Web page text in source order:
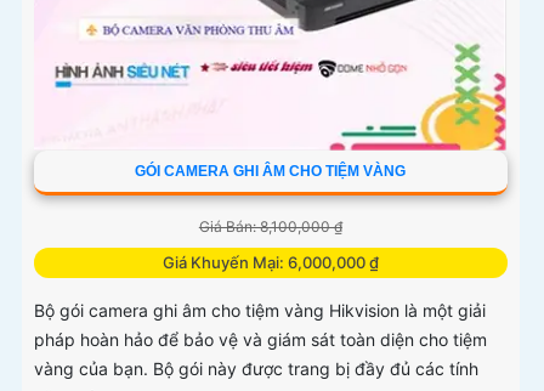
GÓI CAMERA GHI ÂM CHO TIỆM VÀNG
Giá Bán: 8,100,000 ₫
Giá Khuyến Mại: 6,000,000 ₫
Bộ gói camera ghi âm cho tiệm vàng Hikvision là một giải
pháp hoàn hảo để bảo vệ và giám sát toàn diện cho tiệm
vàng của bạn. Bộ gói này được trang bị đầy đủ các tính